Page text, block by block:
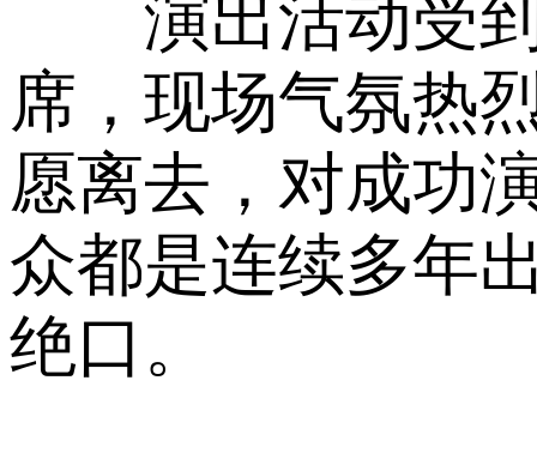
演出活动受到
席，现场气氛热
愿离去，对成功
众都是连续多年
绝口。